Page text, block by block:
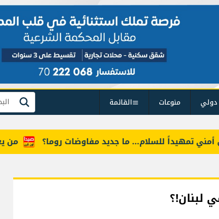
منوعات القائمة بحث
من يعرف تمهيداً للسلام... ما جديد مفاوضات روما؟
لبنان!؟